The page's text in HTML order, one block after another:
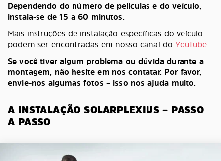
Dependendo do número de películas e do veículo,
instala-se de 15 a 60 minutos.
Mais instruções de instalação específicas do veículo
podem ser encontradas em nosso canal doYouTube
Se você tiver algum problema ou dúvida durante a
montagem, não hesite em nos contatar. Por favor,
envie-nos algumas fotos – isso nos ajuda muito.
A INSTALAÇÃO SOLARPLEXIUS – PASSO
A PASSO